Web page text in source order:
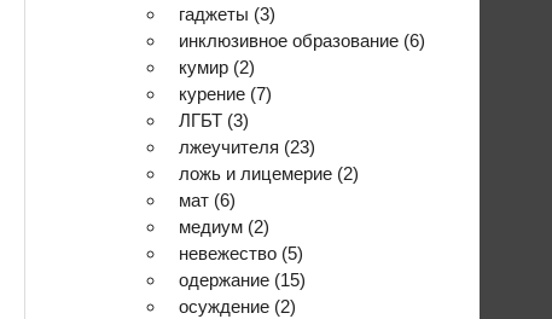
гаджеты (3)
инклюзивное образование (6)
кумир (2)
курение (7)
ЛГБТ (3)
лжеучителя (23)
ложь и лицемерие (2)
мат (6)
медиум (2)
невежество (5)
одержание (15)
осуждение (2)